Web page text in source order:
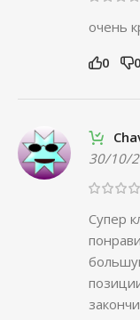
очень
0 0
30/10/
Супер